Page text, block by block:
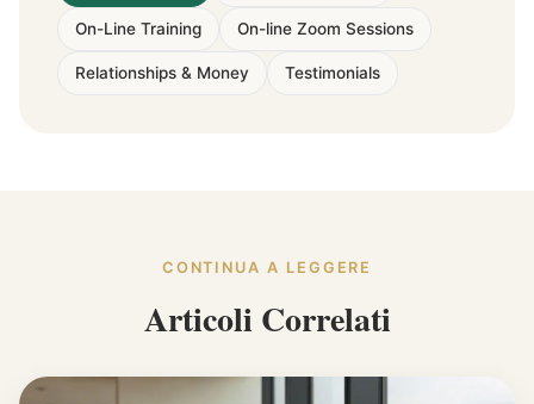
On-Line Training On-line Zoom Sessions
Relationships & Money Testimonials
CONTINUA A LEGGERE
Articoli Correlati